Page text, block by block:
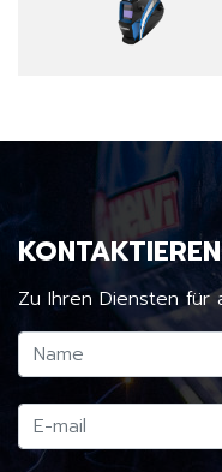
Zu Ihren Diensten für